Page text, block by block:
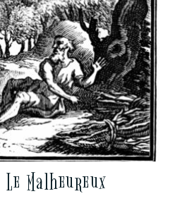
Malheureux